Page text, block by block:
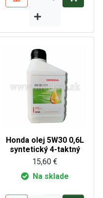
Honda olej 5W30 0,6L
syntetický 4-taktný
15,60 €
Na sklade